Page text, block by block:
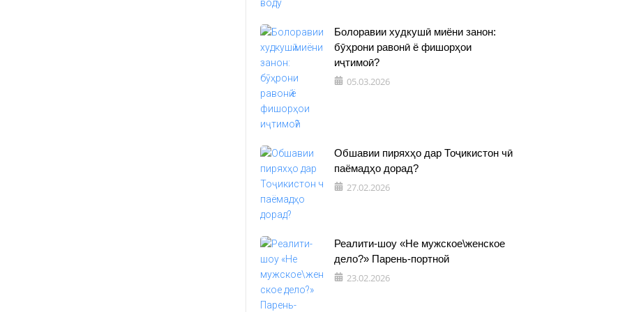
Болоравии худкушӣ миёни занон:
бӯҳрони равонӣ ё фишорҳои
иҷтимоӣ?
05.03.2026
Обшавии пиряхҳо дар Тоҷикистон чӣ
паёмадҳо дорад?
27.02.2026
Реалити-шоу «Не мужское\женское
дело?» Парень-портной
23.02.2026